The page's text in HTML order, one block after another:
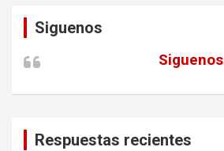
Siguenos
Siguenos
Respuestas recientes